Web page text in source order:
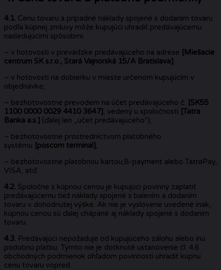
4.1. Cenu tovaru a prípadné náklady spojené s dodaním tovaru
podľa kúpnej zmluvy môže kupujúci uhradiť predávajúcemu
nasledujúcimi spôsobmi:
– v hotovosti v prevádzke predávajúceho na adrese [Miešacie
centrum SK s.r.o., Stará Vajnorská 15/A Bratislava];
– v hotovosti na dobierku v mieste určenom kupujúcim v
objednávke;
– bezhotovostne prevodem na účet predávajúceho č. [SK55
1100 0000 0029 4410 3647], vedený u spoločnosti [Tatra
Banka a.s.] (ďalej len „účet predávajúceho“);
– bezhotovostne prostredníctvom platobného
systému [poscom terminal];
– bezhotovostne platobnou kartou;B-payment alebo TatraPay,
VISA, atď.
4.2. Spoločne s kúpnou cenou je kupujúci povinný zaplatiť
predávajúcemu tiež náklady spojené s balením a dodaním
tovaru v dohodnutej výške. Ak nie je vyslovene uvedené inak,
kúpnou cenou sú ďalej chápané aj náklady spojené s dodaním
tovaru.
4.3. Predávajúci nepožaduje od kupujúceho zálohu alebo inú
podobnú platbu. Týmto nie je dotknuté ustanovenie čl. 4.6
obchodných podmienok ohľadom povinnosti uhradiť kúpnu
cenu tovaru vopred.